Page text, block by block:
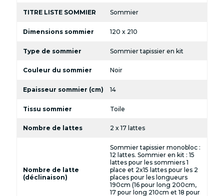
TITRE LISTE SOMMIER Sommier
Dimensions sommier 120 x 210
Type de sommier Sommier tapissier en kit
Couleur du sommier Noir
Epaisseur sommier (cm) 14
Tissu sommier Toile
Nombre de lattes 2 x 17 lattes
Nombre de latte
(déclinaison)
Sommier tapissier monobloc :
12 lattes. Sommier en kit : 15
lattes pour les sommiers 1
place et 2x15 lattes pour les 2
places pour les longueurs
190cm (16 pour long 200cm,
17 pour long 210cm et 18 pour